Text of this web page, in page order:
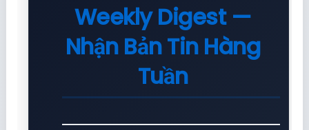
Weekly Digest —
Nhận Bản Tin Hàng
Tuần